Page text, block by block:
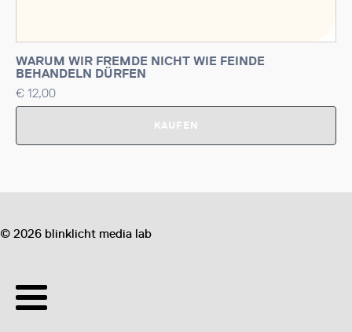
WARUM WIR FREMDE NICHT WIE FEINDE
BEHANDELN DÜRFEN
€ 12,00
KAUFEN
© 2026 blinklicht media lab